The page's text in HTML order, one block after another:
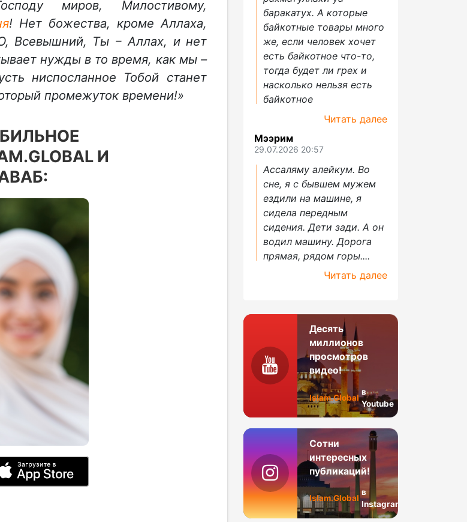
миров, Милостивому,
! Нет божества, кроме Аллаха,
Всевышний, Ты − Аллах, и нет
нужды в то время, как мы –
ниспосланное Тобой станет
промежуток времени!»
И
баракатух. А которые
байкотные товары много
же, если человек хочет
есть байкотное что-то,
тогда будет ли грех и
насколько нельзя есть
байкотное
Читать далее
Мээрим
29.07.2026 20:57
Ассаляму алейкум. Во
сне, я с бывшем мужем
ездили на машине, я
сидела передным
сидения. Дети зади. А он
водил машину. Дорога
прямая, рядом горы....
Читать далее
Десять
миллионов
просмотров
видео!
Islam.Global
в
Youtube
Сотни
интересных
публикаций!
Islam.Global
в
Instagram